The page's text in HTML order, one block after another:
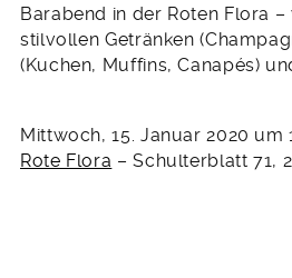
Barabend in der Roten Flora
stilvollen Getränken
(Kuchen, Muffins, Canapés)
Mittwoch, 15. Januar 2020 um
Rote Flora – Schulterblatt 71,